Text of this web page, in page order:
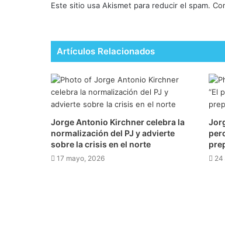
Este sitio usa Akismet para reducir el spam.
Artículos Relacionados
Jorge Antonio Kirchner celebra la
normalización del PJ y advierte
sobre la crisis en el norte
17 mayo, 2026 24